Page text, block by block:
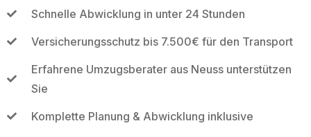
Schnelle Abwicklung in unter 24 Stunden
Versicherungsschutz bis 7.500€ für den Transport
Erfahrene Umzugsberater aus Neuss unterstützen
Sie
Komplette Planung & Abwicklung inklusive